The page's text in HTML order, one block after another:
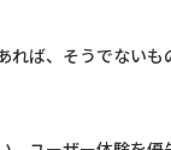
れば、そうでないも